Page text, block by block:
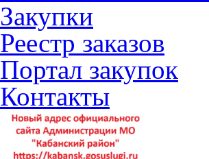
Закупки
Реестр заказов
Портал закупок
Контакты